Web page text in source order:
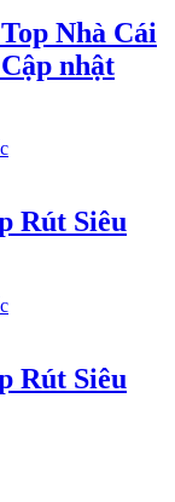
Nhà Cái
nhật
Rút Siêu
Rút Siêu